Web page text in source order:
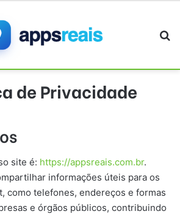
de Privacidade
site é: https://appsreais.com.br.
informações úteis para os
como telefones, endereços e formas
e órgãos públicos, contribuindo